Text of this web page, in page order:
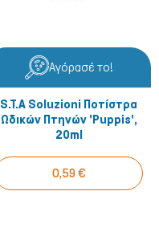
Αγόρασέ το!
S.T.A Soluzioni Ποτίστρα
Ωδικών Πτηνών 'Puppis',
20ml
0,59 €